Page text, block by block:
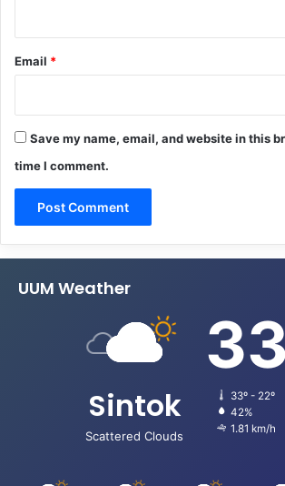
Email *
Save my name, email, and website in this
time I comment.
UUM Weather
Sintok
Scattered Clouds
33
33º - 22º
42%
1.81 km/h